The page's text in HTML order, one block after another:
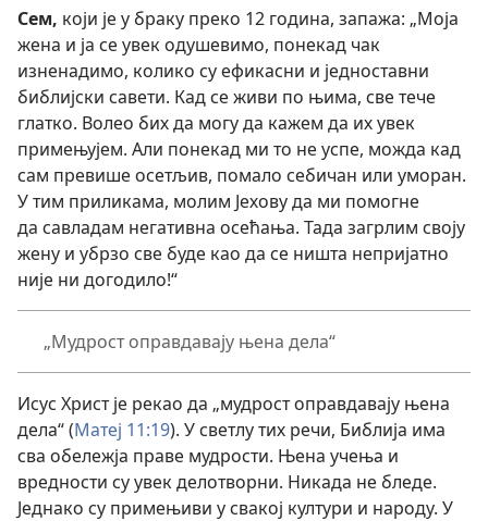
Сем, који је у браку преко 12 година, запажа: „Моја
жена и ја се увек одушевимо, понекад чак
изненадимо, колико су ефикасни и једноставни
библијски савети. Кад се живи по њима, све тече
глатко. Волео бих да могу да кажем да их увек
примењујем. Али понекад ми то не успе, можда кад
сам превише осетљив, помало себичан или уморан.
У тим приликама, молим Јехову да ми помогне
да савладам негативна осећања. Тада загрлим своју
жену и убрзо све буде као да се ништа непријатно
није ни догодило!“
„Мудрост оправдавају њена дела“
Исус Христ је рекао да „мудрост оправдавају њена
дела“ (Матеј 11:19). У светлу тих речи, Библија има
сва обележја праве мудрости. Њена учења и
вредности су увек делотворни. Никада не бледе.
Једнако су примењиви у свакој култури и народу. У